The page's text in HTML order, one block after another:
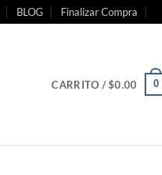
BLOG Finalizar Compra
CARRITO /$0.00 0